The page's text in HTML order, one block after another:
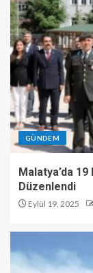
GÜNDEM
Malatya’da
Düzenlendi
Eylül 19, 2025